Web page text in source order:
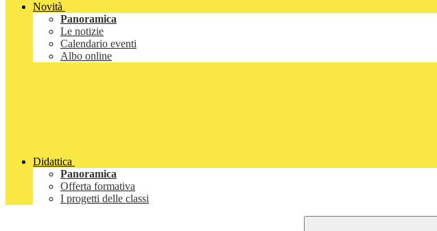
Novità
Panoramica
Le notizie
Calendario eventi
Albo online
Didattica
Panoramica
Offerta formativa
I progetti delle classi